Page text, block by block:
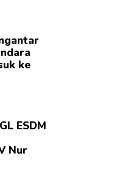
ke
ESDM
Nur